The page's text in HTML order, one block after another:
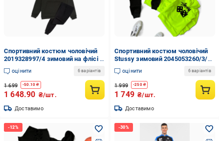
Спортивний костюм чоловічий
2019328997/4 зимовий на флісі L
Хакі/Чорний (2019328997/4/4)
оцінити 6 варіантів
1 699 -50.10 ₴
1 648.90 ₴/шт.
Доставимо
Спортивний костюм чоловічий
Stussy зимовий 2045053260/3/1
XS Салатовий
оцінити 6 варіантів
1 999 -250₴
1 749 ₴/шт.
Доставимо